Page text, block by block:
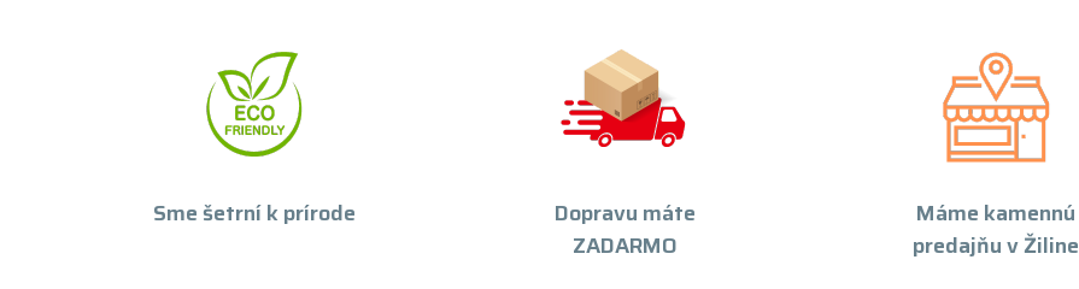
Sme šetrní k prírode
Dopravu máte
ZADARMO
Máme kamennú
predajňu v Žiline